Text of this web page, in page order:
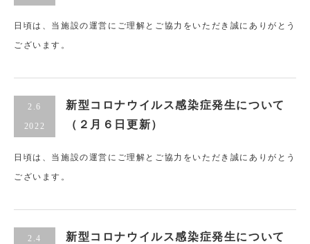
日頃は、当施設の運営にご理解とご協力をいただき誠にありがとう
ございます。
2.6
2022
新型コロナウイルス感染症発生について
（２月６日更新）
日頃は、当施設の運営にご理解とご協力をいただき誠にありがとう
ございます。
2.4
新型コロナウイルス感染症発生について